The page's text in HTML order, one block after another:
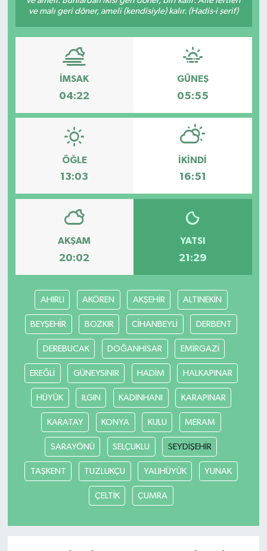
ve malı geri döner, ameli (kendisiyle) kalır. (Hadis-i şerif)
İMSAK
04:22
GÜNEŞ
05:55
ÖĞLE
13:03
İKINDI
16:51
AKŞAM
20:02
YATSI
21:29
AHIRLI AKÖREN AKŞEHİR ALTINEKİN
BEYŞEHİR BOZKIR CİHANBEYLİ DERBENT
DEREBUCAK DOĞANHİSAR EMİRGAZİ
EREĞLİ GÜNEYSINIR HADİM HALKAPINAR
HÜYÜK ILGIN KADINHANI KARAPINAR
KARATAY KONYA KULU MERAM
SARAYÖNÜ SELÇUKLU SEYDİŞEHİR
TAŞKENT TUZLUKÇU YALIHÜYÜK YUNAK
ÇELTİK ÇUMRA